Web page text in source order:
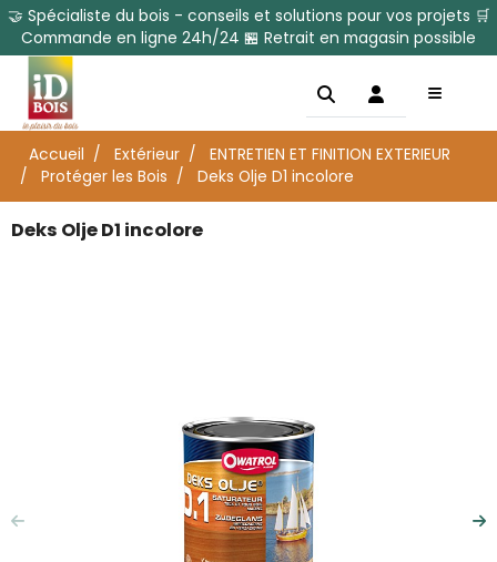
🤝 Spécialiste du bois - conseils et solutions pour vos projets 🛒
Commande en ligne 24h/24 🏪 Retrait en magasin possible
Accueil Extérieur
ENTRETIEN ET FINITION EXTERIEUR
Protéger les Bois
Deks Olje D1 incolore
Deks Olje D1 incolore
Précédent